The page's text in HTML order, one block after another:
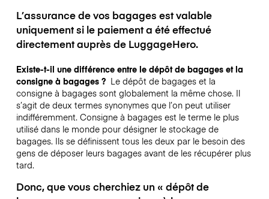
L’assurance de vos bagages est valable
uniquement si le paiement a été effectué
directement auprès de LuggageHero.
Existe-t-il une différence entre le dépôt de bagages et la
consigne à bagages ? Le dépôt de bagages et la
consigne à bagages sont globalement la même chose. Il
s’agit de deux termes synonymes que l’on peut utiliser
indifféremment. Consigne à bagages est le terme le plus
utilisé dans le monde pour désigner le stockage de
bagages. Ils se définissent tous les deux par le besoin des
gens de déposer leurs bagages avant de les récupérer plus
tard.
Donc, que vous cherchiez un « dépôt de